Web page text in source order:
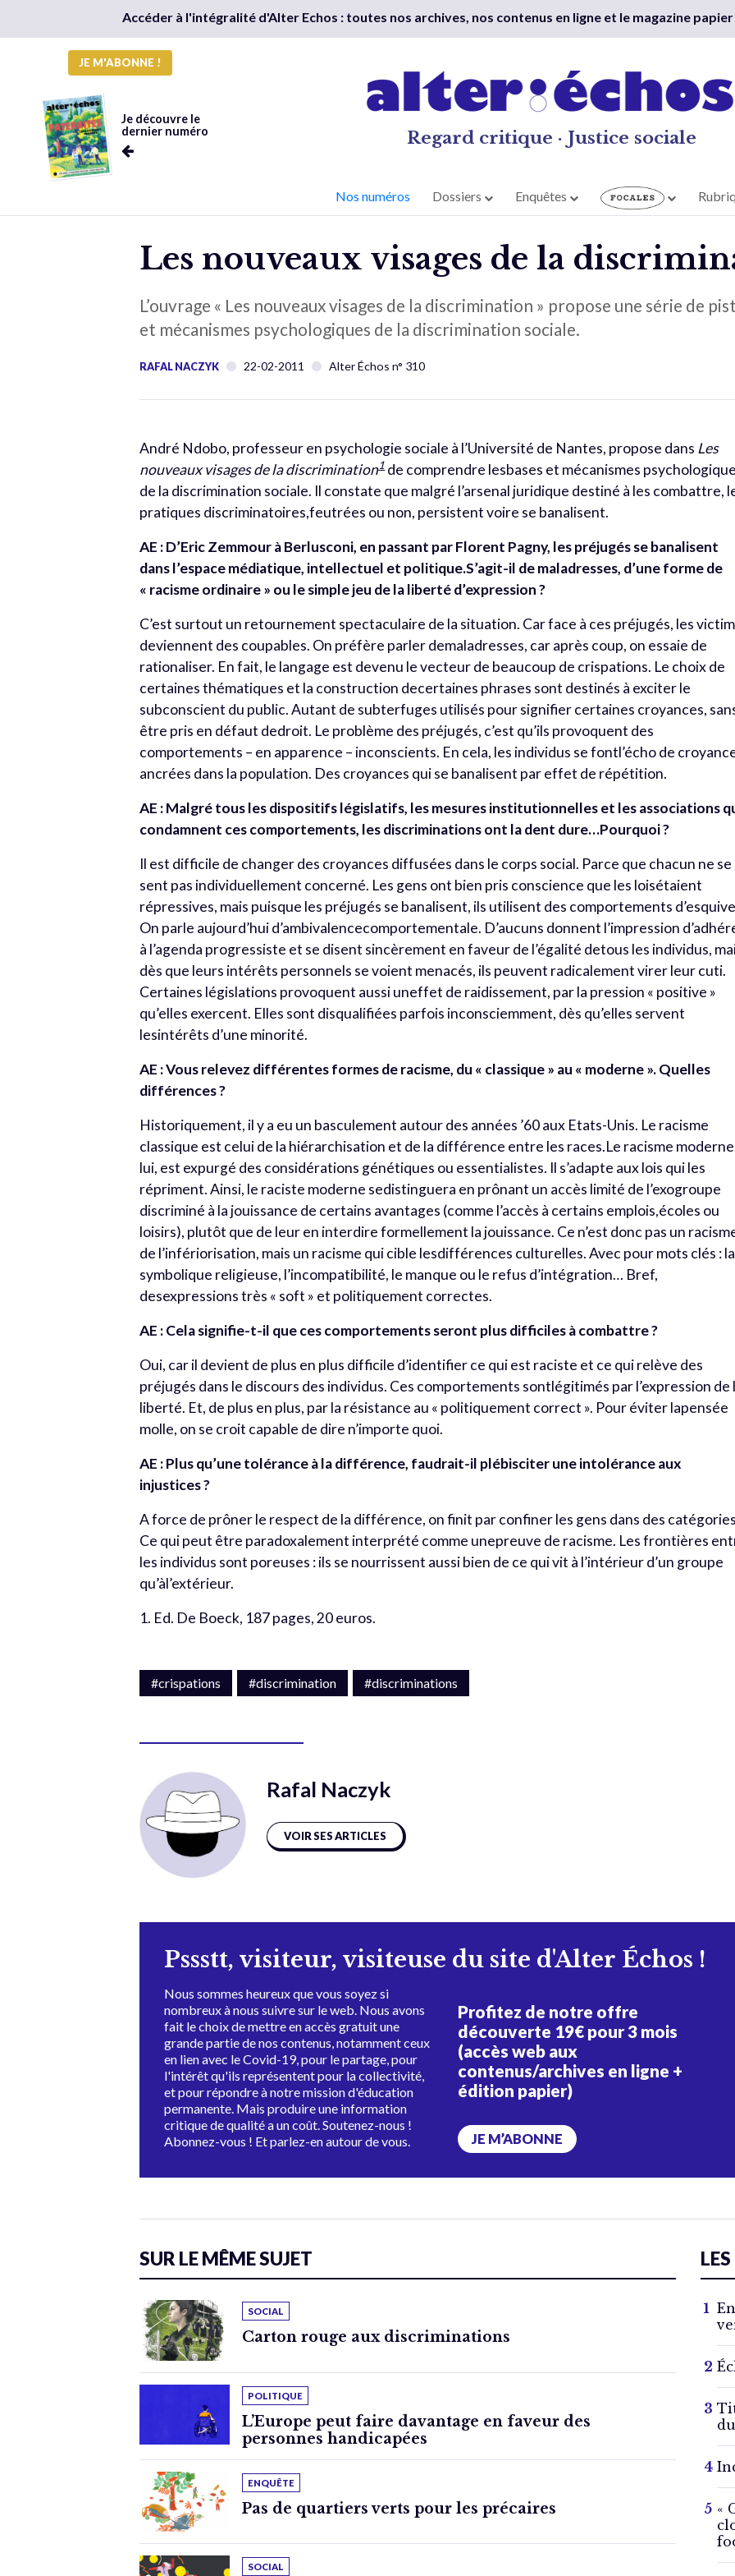
Accéder à l'intégralité d'Alter Echos : toutes nos archives, nos contenus en ligne et le magazine
JE M'ABONNE !
Je découvre le
dernier numéro
Regard critique · Justice sociale
Nos numéros Dossiers Enquêtes
Les nouveaux visages de la
L’ouvrage « Les nouveaux visages de la discrimination » propose une série de
et mécanismes psychologiques de la discrimination sociale.
RAFAL NACZYK 22-02-2011 Alter Échos n° 310
André Ndobo, professeur en psychologie sociale à l’Université de Nantes, propose dans Les
nouveaux visages de la discrimination1de comprendre lesbases et mécanismes
de la discrimination sociale. Il constate que malgré l’arsenal juridique destiné à les combattre,
pratiques discriminatoires,feutrées ou non, persistent voire se banalisent.
AE : D’Eric Zemmour à Berlusconi, en passant par Florent Pagny, les préjugés se banalisent
dans l’espace médiatique, intellectuel et politique.S’agit-il de maladresses, d’une forme de
« racisme ordinaire » ou le simple jeu de la liberté d’expression ?
C’est surtout un retournement spectaculaire de la situation. Car face à ces préjugés, les
deviennent des coupables. On préfère parler demaladresses, car après coup, on essaie de
rationaliser. En fait, le langage est devenu le vecteur de beaucoup de crispations. Le choix de
certaines thématiques et la construction decertaines phrases sont destinés à exciter le
subconscient du public. Autant de subterfuges utilisés pour signifier certaines croyances,
être pris en défaut dedroit. Le problème des préjugés, c’est qu’ils provoquent des
comportements – en apparence – inconscients. En cela, les individus se fontl’écho de
ancrées dans la population. Des croyances qui se banalisent par effet de répétition.
AE : Malgré tous les dispositifs législatifs, les mesures institutionnelles et les associations
condamnent ces comportements, les discriminations ont la dent dure…Pourquoi ?
Il est difficile de changer des croyances diffusées dans le corps social. Parce que chacun ne se
sent pas individuellement concerné. Les gens ont bien pris conscience que les loisétaient
répressives, mais puisque les préjugés se banalisent, ils utilisent des comportements
On parle aujourd’hui d’ambivalencecomportementale. D’aucuns donnent l’impression
à l’agenda progressiste et se disent sincèrement en faveur de l’égalité detous les individus,
dès que leurs intérêts personnels se voient menacés, ils peuvent radicalement virer leur cuti.
Certaines législations provoquent aussi uneffet de raidissement, par la pression « positive »
qu’elles exercent. Elles sont disqualifiées parfois inconsciemment, dès qu’elles servent
lesintérêts d’une minorité.
AE : Vous relevez différentes formes de racisme, du « classique » au « moderne ». Quelles
différences ?
Historiquement, il y a eu un basculement autour des années ’60 aux Etats-Unis. Le racisme
classique est celui de la hiérarchisation et de la différence entre les races.Le racisme
lui, est expurgé des considérations génétiques ou essentialistes. Il s’adapte aux lois qui les
répriment. Ainsi, le raciste moderne sedistinguera en prônant un accès limité de l’exogroupe
discriminé à la jouissance de certains avantages (comme l’accès à certains emplois,écoles ou
loisirs), plutôt que de leur en interdire formellement la jouissance. Ce n’est donc pas un
de l’infériorisation, mais un racisme qui cible lesdifférences culturelles. Avec pour mots clés : la
symbolique religieuse, l’incompatibilité, le manque ou le refus d’intégration… Bref,
desexpressions très « soft » et politiquement correctes.
AE : Cela signifie-t-il que ces comportements seront plus difficiles à combattre ?
Oui, car il devient de plus en plus difficile d’identifier ce qui est raciste et ce qui relève des
préjugés dans le discours des individus. Ces comportements sontlégitimés par l’expression de
liberté. Et, de plus en plus, par la résistance au « politiquement correct ». Pour éviter lapensée
molle, on se croit capable de dire n’importe quoi.
AE : Plus qu’une tolérance à la différence, faudrait-il plébisciter une intolérance aux
injustices ?
A force de prôner le respect de la différence, on finit par confiner les gens dans des
Ce qui peut être paradoxalement interprété comme unepreuve de racisme. Les frontières
les individus sont poreuses : ils se nourrissent aussi bien de ce qui vit à l’intérieur d’un groupe
qu’àl’extérieur.
1. Ed. De Boeck, 187 pages, 20 euros.
#crispations #discrimination #discriminations
Rafal Naczyk
VOIR SES ARTICLES
Pssstt, visiteur, visiteuse du site d'Alter Échos !
Nous sommes heureux que vous soyez si
nombreux à nous suivre sur le web. Nous avons
fait le choix de mettre en accès gratuit une
grande partie de nos contenus, notamment ceux
en lien avec le Covid-19, pour le partage, pour
l'intérêt qu'ils représentent pour la collectivité,
et pour répondre à notre mission d'éducation
permanente. Mais produire une information
critique de qualité a un coût. Soutenez-nous !
Abonnez-vous ! Et parlez-en autour de vous.
Profitez de notre offre
découverte 19€ pour 3 mois
(accès web aux
contenus/archives en ligne +
édition papier)
JE M’ABONNE
SUR LE MÊME SUJET
SOCIAL
Carton rouge aux discriminations
POLITIQUE
L’Europe peut faire davantage en faveur des
personnes handicapées
ENQUÊTE
Pas de quartiers verts pour les précaires
SOCIAL
«